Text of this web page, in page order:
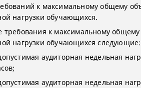
к максимальному общему
нагрузки обучающихся.
требования к максимальному
нагрузки обучающихся следующие:
аудиторная недельная
аудиторная недельная